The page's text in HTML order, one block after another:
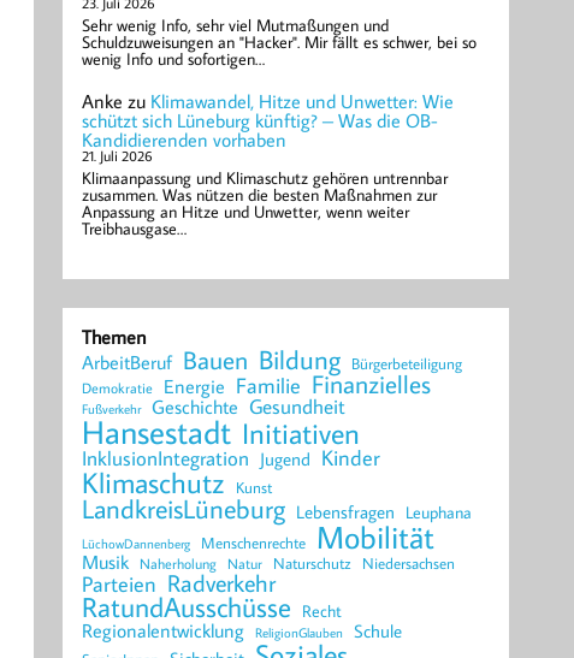
Sehr wenig Info, sehr viel Mutmaßungen und
Schuldzuweisungen an "Hacker". Mir fällt es schwer, bei so
wenig Info und sofortigen…
Anke zu Klimawandel, Hitze und Unwetter: Wie
schützt sich Lüneburg künftig? – Was die OB-
Kandidierenden vorhaben
21. Juli 2026
Klimaanpassung und Klimaschutz gehören untrennbar
zusammen. Was nützen die besten Maßnahmen zur
Anpassung an Hitze und Unwetter, wenn weiter
Treibhausgase…
Themen
ArbeitBeruf Bauen Bildung Bürgerbeteiligung
Demokratie Energie Familie Finanzielles
Fußverkehr Geschichte Gesundheit
Hansestadt Initiativen
InklusionIntegration Jugend Kinder
Klimaschutz Kunst
LandkreisLüneburg Lebensfragen Leuphana
LüchowDannenberg Menschenrechte Mobilität
Musik Naherholung Natur Naturschutz Niedersachsen
Parteien Radverkehr
RatundAusschüsse Recht
Regionalentwicklung ReligionGlauben Schule